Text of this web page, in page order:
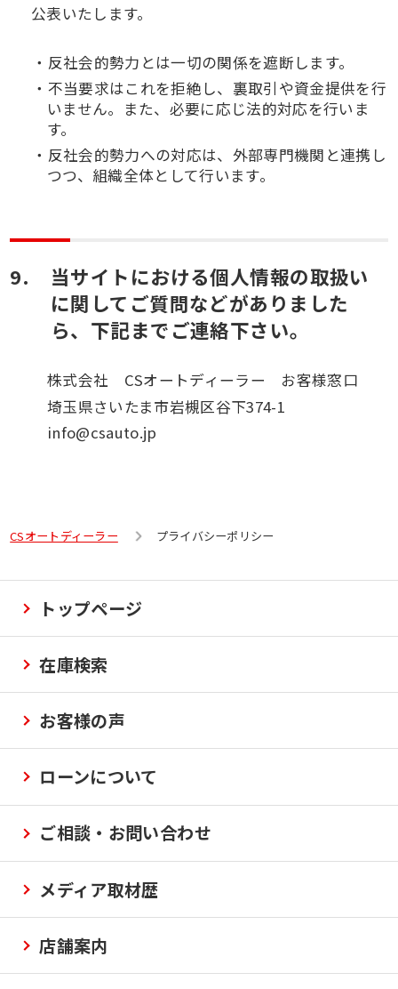
公表いたします。
反社会的勢力とは一切の関係を遮断します。
不当要求はこれを拒絶し、裏取引や資金提供を行
いません。また、必要に応じ法的対応を行いま
す。
反社会的勢力への対応は、外部専門機関と連携し
つつ、組織全体として行います。
当サイトにおける個人情報の取扱い
に関してご質問などがありました
ら、下記までご連絡下さい。
株式会社 CSオートディーラー お客様窓口
埼玉県さいたま市岩槻区谷下374-1
info@csauto.jp
CSオートディーラー プライバシーポリシー
トップページ
在庫検索
お客様の声
ローンについて
ご相談・お問い合わせ
メディア取材歴
店舗案内